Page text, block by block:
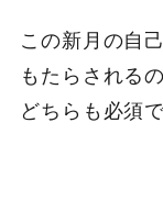
この新月の自
もたらされるの
どちらも必須